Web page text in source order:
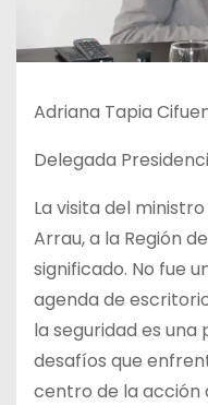
Adriana Tapia
Delegada
La visita del
Arrau, a la Región
significado. No fue
agenda de
la seguridad es una
desafíos que
centro de la acción